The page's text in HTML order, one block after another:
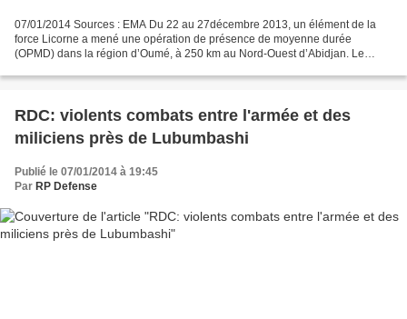
07/01/2014 Sources : EMA Du 22 au 27décembre 2013, un élément de la
force Licorne a mené une opération de présence de moyenne durée
(OPMD) dans la région d’Oumé, à 250 km au Nord-Ouest d’Abidjan. Le
RDC: violents combats entre l'armée et des
miliciens près de Lubumbashi
Publié le 07/01/2014 à 19:45
Par RP Defense